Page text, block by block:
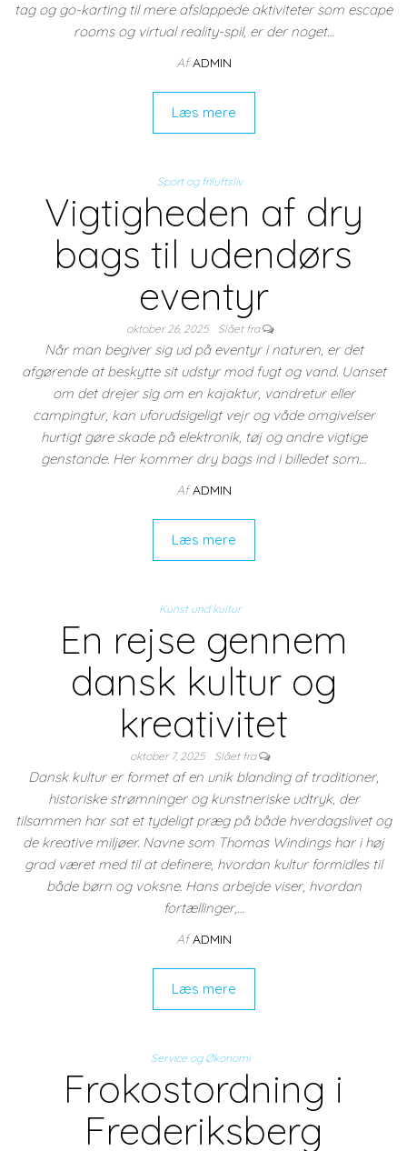
tag og go-karting til mere afslappede aktiviteter som escape
rooms og virtual reality-spil, er der noget…
Af ADMIN
Læs mere
Sport og friluftsliv
Vigtigheden af dry
bags til udendørs
eventyr
oktober 26, 2025 Slået fra
Når man begiver sig ud på eventyr i naturen, er det
afgørende at beskytte sit udstyr mod fugt og vand. Uanset
om det drejer sig om en kajaktur, vandretur eller
campingtur, kan uforudsigeligt vejr og våde omgivelser
hurtigt gøre skade på elektronik, tøj og andre vigtige
genstande. Her kommer dry bags ind i billedet som…
Af ADMIN
Læs mere
Kunst und kultur
En rejse gennem
dansk kultur og
kreativitet
oktober 7, 2025 Slået fra
Dansk kultur er formet af en unik blanding af traditioner,
historiske strømninger og kunstneriske udtryk, der
tilsammen har sat et tydeligt præg på både hverdagslivet og
de kreative miljøer. Navne som Thomas Windings har i høj
grad været med til at definere, hvordan kultur formidles til
både børn og voksne. Hans arbejde viser, hvordan
fortællinger,…
Af ADMIN
Læs mere
Service og Økonomi
Frokostordning i
Frederiksberg